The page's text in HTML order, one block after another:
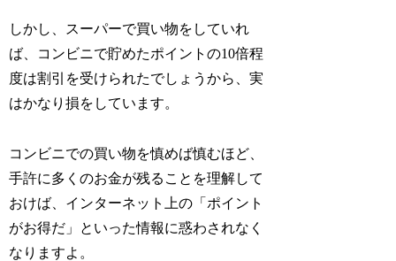
しかし、スーパーで買い物をしていれ
ば、コンビニで貯めたポイントの10倍程
度は割引を受けられたでしょうから、実
はかなり損をしています。
コンビニでの買い物を慎めば慎むほど、
手許に多くのお金が残ることを理解して
おけば、インターネット上の「ポイント
がお得だ」といった情報に惑わされなく
なりますよ。